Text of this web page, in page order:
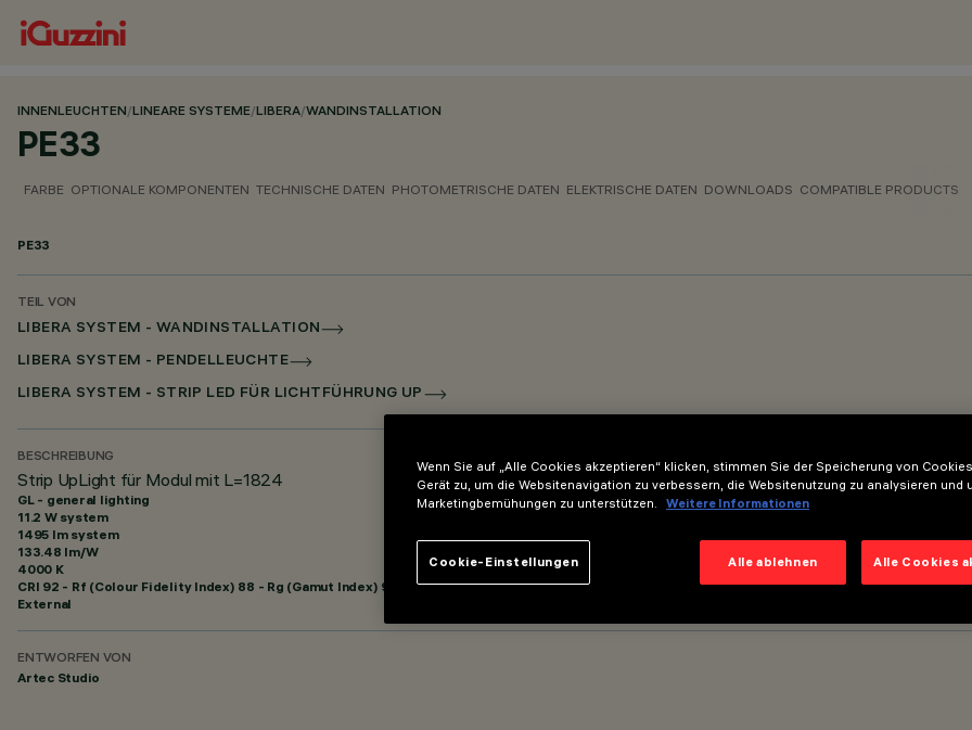
INNENLEUCHTEN/LINEARE SYSTEME/LIBERA/WANDINSTALLATION
PE33
FARBE OPTIONALE KOMPONENTEN TECHNISCHE DATEN PHOTOMETRISCHE DATEN ELEKTRISCHE DATEN DOWNLOADS COMPATIBLE PRODUCTS
PE33
TEIL VON
LIBERA SYSTEM - WANDINSTALLATION
LIBERA SYSTEM - PENDELLEUCHTE
LIBERA SYSTEM - STRIP LED FÜR LICHTFÜHRUNG UP
BESCHREIBUNG
Strip UpLight für Modul mit L=1824
GL - general lighting
11.2 W system
1495 lm system
133.48 lm/W
4000 K
CRI 92 - Rf (Colour Fidelity Index) 88 - Rg (Gamut Index) 95
External
ENTWORFEN VON
Artec Studio
Wenn Sie auf „Alle Cookies akzeptieren“ klicken, stimmen Sie der Speicherung von
Gerät zu, um die Websitenavigation zu verbessern, die Websitenutzung zu analysieren und
Marketingbemühungen zu unterstützen.
Weitere Informationen
Alle ablehnen Alle Cookies
Cookie-Einstellungen